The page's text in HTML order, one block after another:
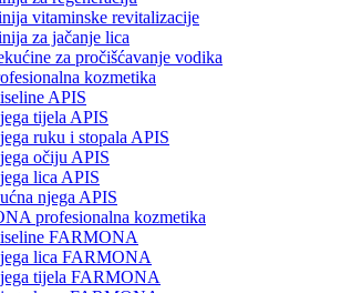
vitaminske revitalizacije
za jačanje lica
za pročišćavanje vodika
kozmetika
APIS
tijela APIS
ruku i stopala APIS
očiju APIS
lica APIS
njega APIS
profesionalna kozmetika
FARMONA
lica FARMONA
tijela FARMONA